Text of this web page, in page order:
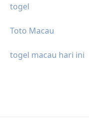
togel
Toto Macau
togel macau hari ini